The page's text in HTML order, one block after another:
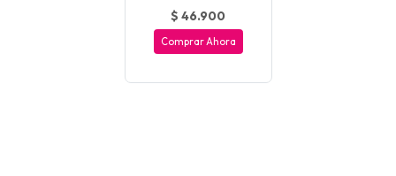
$ 46.900
Comprar Ahora